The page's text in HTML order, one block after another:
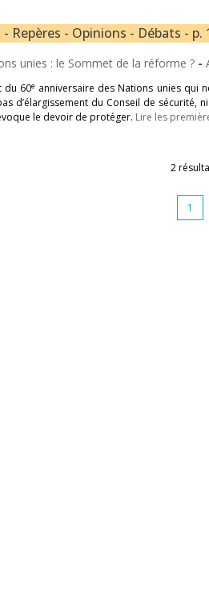
Repères - Opinions - Débats - p.
unies : le Sommet de la réforme ? -
du 60eanniversaire des Nations unies qui
d’élargissement du Conseil de sécurité,
le devoir de protéger. Lire les
2
1